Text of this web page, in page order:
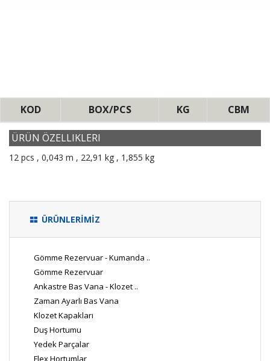
KOD BOX/PCS KG CBM
ÜRÜN ÖZELLIKLERI
12 pcs , 0,043 m , 22,91 kg , 1,855 kg
ÜRÜNLERİMİZ
Gömme Rezervuar - Kumanda ..
Gömme Rezervuar
Ankastre Bas Vana - Klozet ..
Zaman Ayarlı Bas Vana
Klozet Kapakları
Duş Hortumu
Yedek Parçalar
Flex Hortumlar